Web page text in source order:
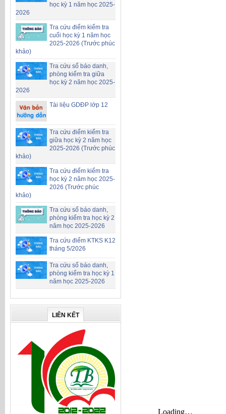
học kỳ 1 năm học 2025-
2026
Tra cứu điểm kiểm tra
cuối học kỳ 1 năm học
2025-2026 (Trước phúc
khảo)
Tra cứu số báo danh,
phòng kiểm tra giữa
học kỳ 2 năm học 2025-
2026
Tài liệu GDĐP lớp 12
Tra cứu điểm kiểm tra
giữa học kỳ 2 năm học
2025-2026 (Trước phúc
khảo)
Tra cứu điểm kiểm tra
học kỳ 2 năm học 2025-
2026 (Trước phúc
khảo)
Tra cứu số báo danh,
phòng kiểm tra học kỳ 2
năm học 2025-2026
Tra cứu điểm KTKS K12
tháng 5/2026
Tra cứu số báo danh,
phòng kiểm tra học kỳ 1
năm học 2025-2026
LIÊN KẾT